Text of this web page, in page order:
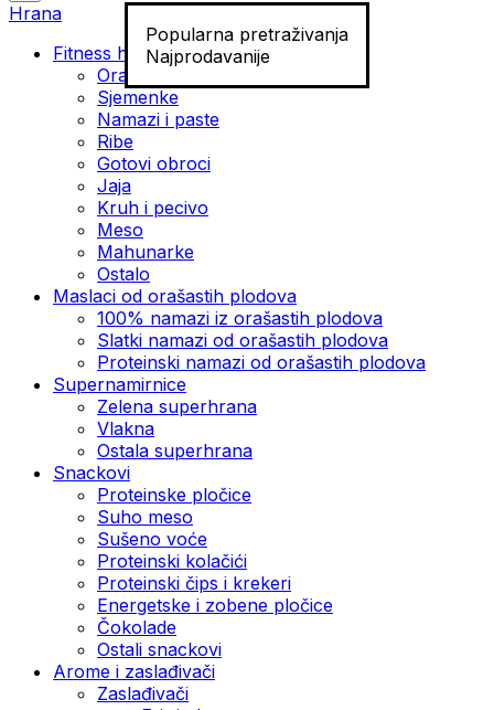
Popularna pretraživanja
Najprodavanije
Hrana
Fitness hrana
Orašasti plodovi
Sjemenke
Namazi i paste
Ribe
Gotovi obroci
Jaja
Kruh i pecivo
Meso
Mahunarke
Ostalo
Maslaci od orašastih plodova
100% namazi iz orašastih plodova
Slatki namazi od orašastih plodova
Proteinski namazi od orašastih plodova
Supernamirnice
Zelena superhrana
Vlakna
Ostala superhrana
Snackovi
Proteinske pločice
Suho meso
Sušeno voće
Proteinski kolačići
Proteinski čips i krekeri
Energetske i zobene pločice
Čokolade
Ostali snackovi
Arome i zaslađivači
Zaslađivači